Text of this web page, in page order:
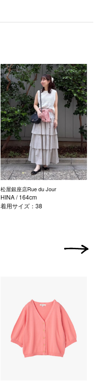
松屋銀座店Rue du Jour
HINA/ 164cm
着用サイズ：38
次の画像